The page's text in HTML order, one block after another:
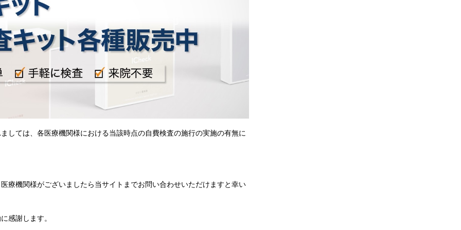
しては、各医療機関様における当該時点の自費検査の施行の実施の有無に
療機関様がございましたら当サイトまでお問い合わせいただけますと幸い
感謝します。